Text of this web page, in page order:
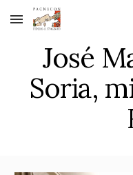
Skip to main content
José
Soria,